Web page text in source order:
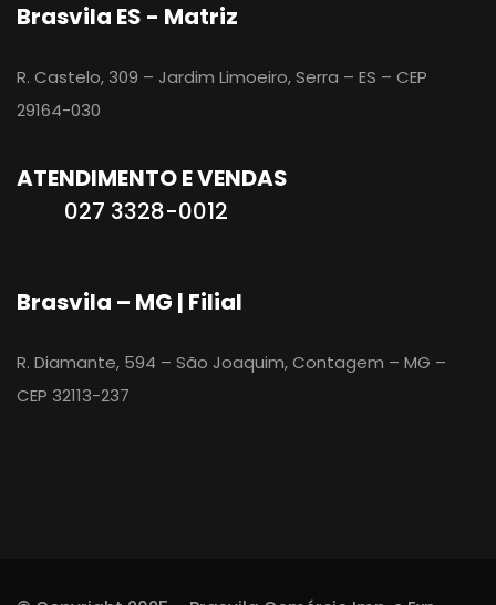
Brasvila ES - Matriz
R. Castelo, 309 – Jardim Limoeiro, Serra – ES – CEP
29164-030
ATENDIMENTO E VENDAS
027 3328-0012
Brasvila – MG | Filial
R. Diamante, 594 – São Joaquim, Contagem – MG –
CEP 32113-237